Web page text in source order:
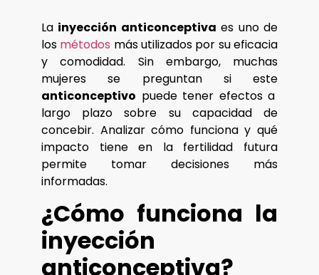
La inyección anticonceptiva es uno de
los métodos más utilizados por su eficacia
y comodidad. Sin embargo, muchas
mujeres se preguntan si este
anticonceptivo puede tener efectos a
largo plazo sobre su capacidad de
concebir. Analizar cómo funciona y qué
impacto tiene en la fertilidad futura
permite tomar decisiones más
informadas.
¿Cómo funciona la
inyección
anticonceptiva?